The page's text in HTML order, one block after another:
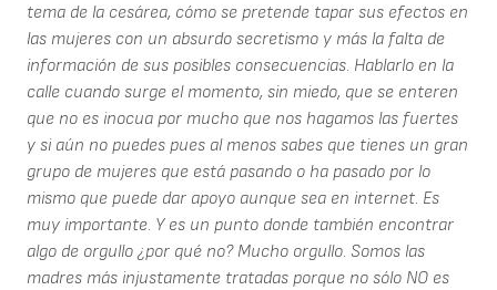
tema de la cesárea, cómo se pretende tapar sus efectos en
las mujeres con un absurdo secretismo y más la falta de
información de sus posibles consecuencias. Hablarlo en la
calle cuando surge el momento, sin miedo, que se enteren
que no es inocua por mucho que nos hagamos las fuertes
y si aún no puedes pues al menos sabes que tienes un gran
grupo de mujeres que está pasando o ha pasado por lo
mismo que puede dar apoyo aunque sea en internet. Es
muy importante. Y es un punto donde también encontrar
algo de orgullo ¿por qué no? Mucho orgullo. Somos las
madres más injustamente tratadas porque no sólo NO es